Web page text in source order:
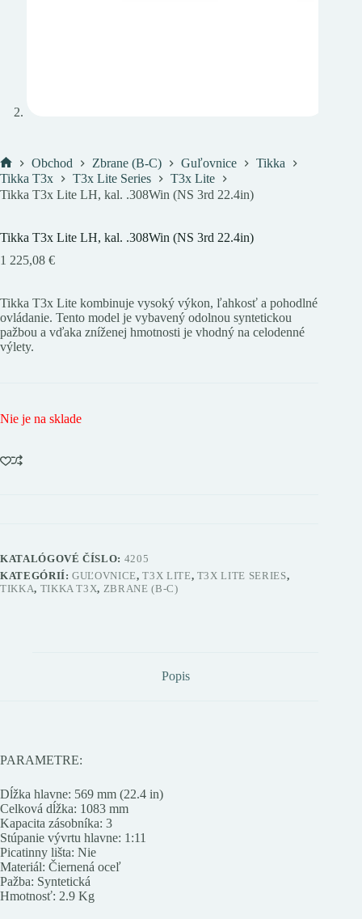
Domov
Obchod Zbrane (B-C) Guľovnice
Tikka
Tikka T3x
T3x Lite Series
T3x Lite
Tikka T3x Lite LH, kal. .308Win (NS 3rd 22.4in)
Tikka T3x Lite LH, kal. .308Win (NS 3rd 22.4in)
1 225,08 €
Tikka T3x Lite kombinuje vysoký výkon, ľahkosť a pohodlné
ovládanie. Tento model je vybavený odolnou syntetickou
pažbou a vďaka zníženej hmotnosti je vhodný na celodenné
výlety.
Nie je na sklade
KATALÓGOVÉ ČÍSLO: 4205
KATEGÓRIÍ:GUĽOVNICE,T3X LITE, T3X LITE SERIES,
TIKKA, TIKKA T3X, ZBRANE (B-C)
Popis
PARAMETRE:
Dĺžka hlavne: 569 mm (22.4 in)
Celková dĺžka: 1083 mm
Kapacita zásobníka: 3
Stúpanie vývrtu hlavne: 1:11
Picatinny lišta: Nie
Materiál: Čiernená oceľ
Pažba: Syntetická
Hmotnosť: 2.9 Kg